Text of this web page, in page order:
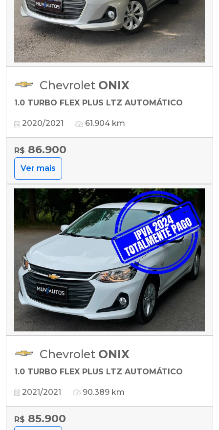
Chevrolet ONIX
1.0 TURBO FLEX PLUS LTZ AUTOMÁTICO
2020/2021 61.904 km
R$ 86.900
Ver mais
Chevrolet ONIX
1.0 TURBO FLEX PLUS LTZ AUTOMÁTICO
2021/2021 90.389 km
R$ 85.900